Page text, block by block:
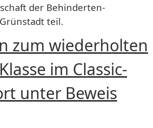
der Behinderten-
teil.
zum wiederholten
im Classic-
unter Beweis